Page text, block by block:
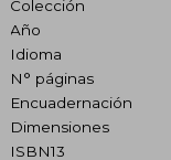
Colección
Año
Idioma
N° páginas
Encuadernación
Dimensiones
ISBN13